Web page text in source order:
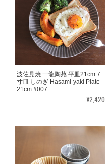
波佐見焼 一龍陶苑 平皿21cm 7
寸皿 しのぎ Hasami-yaki Plate
21cm #007
¥2,420